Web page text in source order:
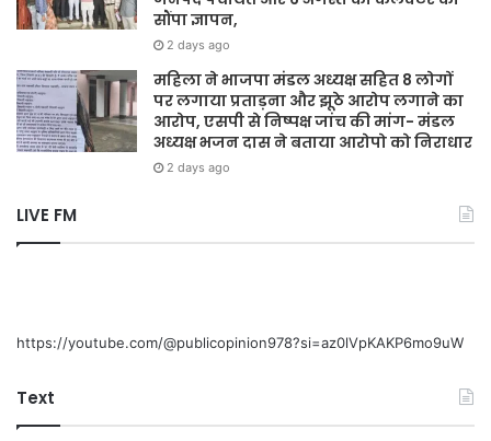
सौंपा ज्ञापन,
2 days ago
महिला ने भाजपा मंडल अध्यक्ष सहित 8 लोगों
पर लगाया प्रताड़ना और झूठे आरोप लगाने का
आरोप, एसपी से निष्पक्ष जांच की मांग- मंडल
अध्यक्ष भजन दास ने बताया आरोपो को निराधार
2 days ago
LIVE FM
https://youtube.com/@publicopinion978?si=az0lVpKAKP6mo9uW
Text